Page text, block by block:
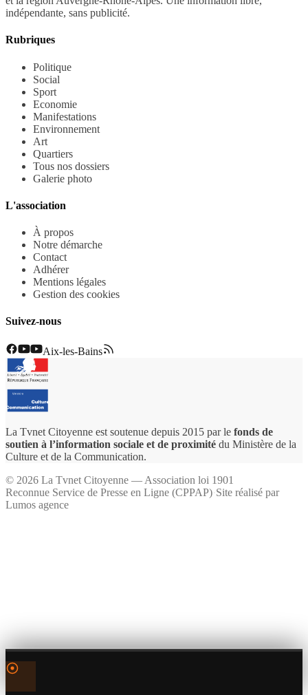
indépendante, sans publicité.
Rubriques
Politique
Social
Sport
Economie
Manifestations
Environnement
Art
Quartiers
Tous nos dossiers
Galerie photo
L'association
À propos
Notre démarche
Contact
Adhérer
Mentions légales
Gestion des cookies
Suivez-nous
Aix-les-Bains
La Tvnet Citoyenne est soutenue depuis 2015 par le fonds de
soutien à l’information sociale et de proximité du Ministère de la
Culture et de la Communication.
© 2026 La Tvnet Citoyenne — Association loi 1901
Reconnue Service de Presse en Ligne (CPPAP)·Site réalisé par
Lumos agence